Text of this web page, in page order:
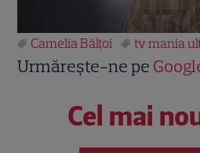
Camelia Bălţoi tv mania
Urmărește-ne pe
Cel mai